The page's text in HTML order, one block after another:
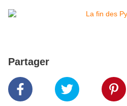
Partager